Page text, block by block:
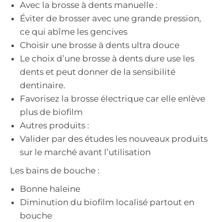
Avec la brosse à dents manuelle :
Éviter de brosser avec une grande pression,
ce qui abîme les gencives
Choisir une brosse à dents ultra douce
Le choix d’une brosse à dents dure use les
dents et peut donner de la sensibilité
dentinaire.
Favorisez la brosse électrique car elle enlève
plus de biofilm
Autres produits :
Valider par des études les nouveaux produits
sur le marché avant l’utilisation
Les bains de bouche :
Bonne haleine
Diminution du biofilm localisé partout en
bouche